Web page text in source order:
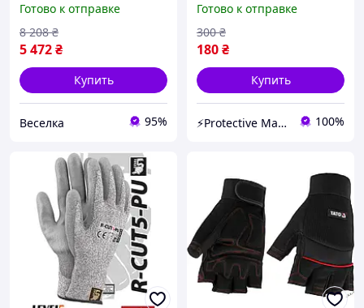
комфортом для
тренировок и
соревнований FLAME
Готово к отправке
5 472₴
8 208 ₴
Купить
Веселка 95%
покрытием Delta Plus
VENICUT
Готово к отправке
180₴
300 ₴
Купить
⚡️Protective Market⚡️- НАЛИЧНЫЙ И БЕЗНАЛИЧНЫЙ РАСЧЕТ , НДС 100%